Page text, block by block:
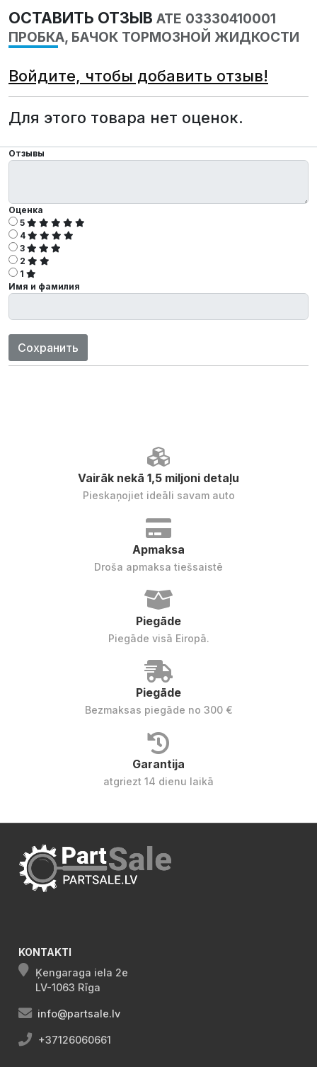
ОСТАВИТЬ ОТЗЫВ ATE 03330410001
ПРОБКА, БАЧОК ТОРМОЗНОЙ ЖИДКОСТИ
Войдите, чтобы добавить отзыв!
Для этого товара нет оценок.
Отзывы
Оценка
5
4
3
2
1
Имя и фамилия
Сохранить
Vairāk nekā 1,5 miljoni detaļu
Pieskaņojiet ideāli savam auto
Apmaksa
Droša apmaksa tiešsaistē
Piegāde
Piegāde visā Eiropā.
Piegāde
Bezmaksas piegāde no 300 €
Garantija
atgriezt 14 dienu laikā
KONTAKTI
Ķengaraga iela 2e
LV-1063 Rīga
info@partsale.lv
+37126060661